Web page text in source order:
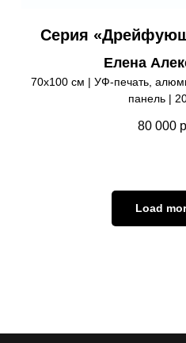
Серия
Елена
70х100 см | УФ-печать,
панель |
80 000
Load